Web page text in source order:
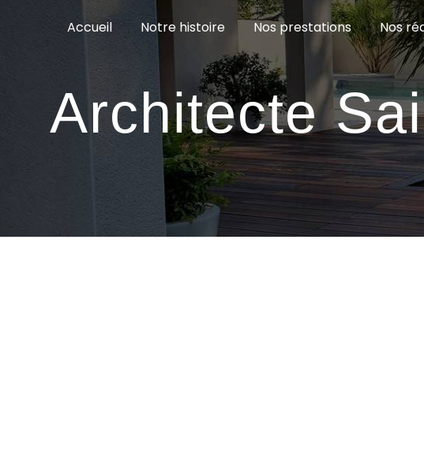
Accueil Notre histoire Nos prestations Nos
Architecte